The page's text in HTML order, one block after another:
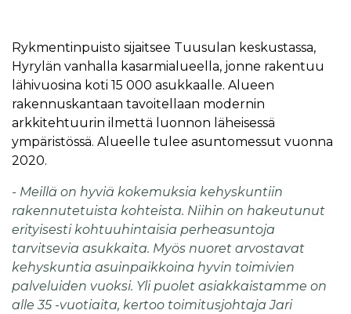
Rykmentinpuisto sijaitsee Tuusulan keskustassa,
Hyrylän vanhalla kasarmialueella, jonne rakentuu
lähivuosina koti 15 000 asukkaalle. Alueen
rakennuskantaan tavoitellaan modernin
arkkitehtuurin ilmettä luonnon läheisessä
ympäristössä. Alueelle tulee asuntomessut vuonna
2020.
- Meillä on hyviä kokemuksia kehyskuntiin
rakennutetuista kohteista. Niihin on hakeutunut
erityisesti kohtuuhintaisia perheasuntoja
tarvitsevia asukkaita. Myös nuoret arvostavat
kehyskuntia asuinpaikkoina hyvin toimivien
palveluiden vuoksi. Yli puolet asiakkaistamme on
alle 35 -vuotiaita, kertoo toimitusjohtaja Jari